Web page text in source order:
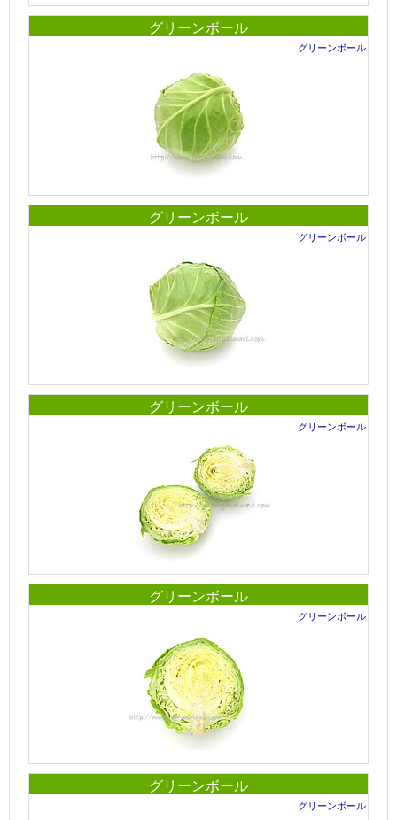
グリーンボール
グリーンボール
グリーンボール
グリーンボール
グリーンボール
グリーンボール
グリーンボール
グリーンボール
グリーンボール
グリーンボール